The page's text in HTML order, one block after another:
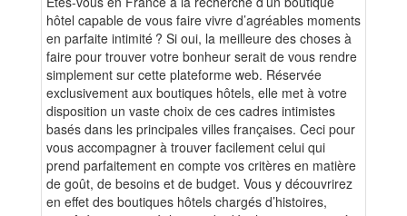
hôtel capable de vous faire vivre d’agréables moments
en parfaite intimité ? Si oui, la meilleure des choses à
faire pour trouver votre bonheur serait de vous rendre
simplement sur cette plateforme web. Réservée
exclusivement aux boutiques hôtels, elle met à votre
disposition un vaste choix de ces cadres intimistes
basés dans les principales villes françaises. Ceci pour
vous accompagner à trouver facilement celui qui
prend parfaitement en compte vos critères en matière
de goût, de besoins et de budget. Vous y découvrirez
en effet des boutiques hôtels chargés d’histoires,